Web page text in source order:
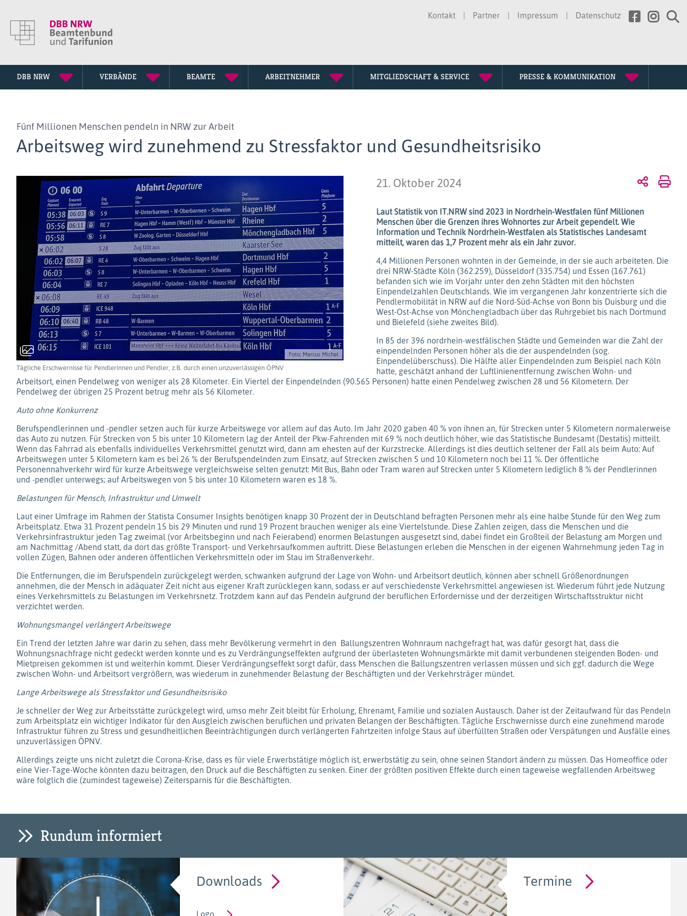
Kontakt Partner Impressum Datenschutz
DBB NRW
DBB NRW Gremien
Geschäftsstelle
Frauenvertretung
Jugendvertretung
Personalräte
Unsere Geschichte
VERBÄNDE
Fachgewerkschaften
BEAMTE ARBEITNEHMER MITGLIEDSCHAFT & SERVICE
DBB NRW Magazin
Besoldungstabellen
Entgelttabellen
Rechtsschutz
Lexikon
Termine
PRESSE & KOMMUNIKATION
News
News-Archiv
Fünf Millionen Menschen pendeln in NRW zur Arbeit
Arbeitsweg wird zunehmend zu Stressfaktor und Gesundheitsrisiko
Foto: Marcus Michel
Tägliche Erschwernisse für Pendlerinnen und Pendler, z.B. durch einen unzuverlässigen ÖPNV
21. Oktober 2024
Laut Statistik von IT.NRW sind 2023 in Nordrhein-Westfalen fünf Millionen
Menschen über die Grenzen ihres Wohnortes zur Arbeit gependelt. Wie
Information und Technik Nordrhein-Westfalen als Statistisches Landesamt
mitteilt, waren das 1,7 Prozent mehr als ein Jahr zuvor.
4,4 Millionen Personen wohnten in der Gemeinde, in der sie auch arbeiteten. Die
drei NRW-Städte Köln (362.259), Düsseldorf (335.754) und Essen (167.761)
befanden sich wie im Vorjahr unter den zehn Städten mit den höchsten
Einpendelzahlen Deutschlands. Wie im vergangenen Jahr konzentrierte sich die
Pendlermobilität in NRW auf die Nord-Süd-Achse von Bonn bis Duisburg und die
West-Ost-Achse von Mönchengladbach über das Ruhrgebiet bis nach Dortmund
und Bielefeld (siehe zweites Bild).
In 85 der 396 nordrhein-westfälischen Städte und Gemeinden war die Zahl der
einpendelnden Personen höher als die der auspendelnden (sog.
Einpendelüberschuss). Die Hälfte aller Einpendelnden zum Beispiel nach Köln
hatte, geschätzt anhand der Luftlinienentfernung zwischen Wohn- und
Arbeitsort, einen Pendelweg von weniger als 28 Kilometer. Ein Viertel der Einpendelnden (90.565 Personen) hatte einen Pendelweg zwischen 28 und 56 Kilometern. Der
Pendelweg der übrigen 25 Prozent betrug mehr als 56 Kilometer.
Auto ohne Konkurrenz
Berufspendlerinnen und -pendler setzen auch für kurze Arbeitswege vor allem auf das Auto. Im Jahr 2020 gaben 40 % von ihnen an, für Strecken unter 5 Kilometern normalerweise
das Auto zu nutzen. Für Strecken von 5 bis unter 10 Kilometern lag der Anteil der Pkw-Fahrenden mit 69 % noch deutlich höher, wie das Statistische Bundesamt (Destatis) mitteilt.
Wenn das Fahrrad als ebenfalls individuelles Verkehrsmittel genutzt wird, dann am ehesten auf der Kurzstrecke. Allerdings ist dies deutlich seltener der Fall als beim Auto: Auf
Arbeitswegen unter 5 Kilometern kam es bei 26 % der Berufspendelnden zum Einsatz, auf Strecken zwischen 5 und 10 Kilometern noch bei 11 %. Der öffentliche
Personennahverkehr wird für kurze Arbeitswege vergleichsweise selten genutzt: Mit Bus, Bahn oder Tram waren auf Strecken unter 5 Kilometern lediglich 8 % der Pendlerinnen
und -pendler unterwegs; auf Arbeitswegen von 5 bis unter 10 Kilometern waren es 18 %.
Belastungen für Mensch, Infrastruktur und Umwelt
Laut einer Umfrage im Rahmen der Statista Consumer Insights benötigen knapp 30 Prozent der in Deutschland befragten Personen mehr als eine halbe Stunde für den Weg zum
Arbeitsplatz. Etwa 31 Prozent pendeln 15 bis 29 Minuten und rund 19 Prozent brauchen weniger als eine Viertelstunde. Diese Zahlen zeigen, dass die Menschen und die
Verkehrsinfrastruktur jeden Tag zweimal (vor Arbeitsbeginn und nach Feierabend) enormen Belastungen ausgesetzt sind, dabei findet ein Großteil der Belastung am Morgen und
am Nachmittag /Abend statt, da dort das größte Transport- und Verkehrsaufkommen auftritt. Diese Belastungen erleben die Menschen in der eigenen Wahrnehmung jeden Tag in
vollen Zügen, Bahnen oder anderen öffentlichen Verkehrsmitteln oder im Stau im Straßenverkehr.
Die Entfernungen, die im Berufspendeln zurückgelegt werden, schwanken aufgrund der Lage von Wohn- und Arbeitsort deutlich, können aber schnell Größenordnungen
annehmen, die der Mensch in adäquater Zeit nicht aus eigener Kraft zurücklegen kann, sodass er auf verschiedenste Verkehrsmittel angewiesen ist. Wiederum führt jede Nutzung
eines Verkehrsmittels zu Belastungen im Verkehrsnetz. Trotzdem kann auf das Pendeln aufgrund der beruflichen Erfordernisse und der derzeitigen Wirtschaftsstruktur nicht
verzichtet werden.
Wohnungsmangel verlängert Arbeitswege
Ein Trend der letzten Jahre war darin zu sehen, dass mehr Bevölkerung vermehrt in den Ballungszentren Wohnraum nachgefragt hat, was dafür gesorgt hat, dass die
Wohnungsnachfrage nicht gedeckt werden konnte und es zu Verdrängungseffekten aufgrund der überlasteten Wohnungsmärkte mit damit verbundenen steigenden Boden- und
Mietpreisen gekommen ist und weiterhin kommt. Dieser Verdrängungseffekt sorgt dafür, dass Menschen die Ballungszentren verlassen müssen und sich ggf. dadurch die Wege
zwischen Wohn- und Arbeitsort vergrößern, was wiederum in zunehmender Belastung der Beschäftigten und der Verkehrsträger mündet.
Lange Arbeitswege als Stressfaktor und Gesundheitsrisiko
Je schneller der Weg zur Arbeitsstätte zurückgelegt wird, umso mehr Zeit bleibt für Erholung, Ehrenamt, Familie und sozialen Austausch. Daher ist der Zeitaufwand für das Pendeln
zum Arbeitsplatz ein wichtiger Indikator für den Ausgleich zwischen beruflichen und privaten Belangen der Beschäftigten. Tägliche Erschwernisse durch eine zunehmend marode
Infrastruktur führen zu Stress und gesundheitlichen Beeinträchtigungen durch verlängerten Fahrtzeiten infolge Staus auf überfüllten Straßen oder Verspätungen und Ausfälle eines
unzuverlässigen ÖPNV.
Allerdings zeigte uns nicht zuletzt die Corona-Krise, dass es für viele Erwerbstätige möglich ist, erwerbstätig zu sein, ohne seinen Standort ändern zu müssen. Das Homeoffice oder
eine Vier-Tage-Woche könnten dazu beitragen, den Druck auf die Beschäftigten zu senken. Einer der größten positiven Effekte durch einen tageweise wegfallenden Arbeitsweg
wäre folglich die (zumindest tageweise) Zeitersparnis für die Beschäftigten.
Rundum informiert
Downloads
Logo
Termine